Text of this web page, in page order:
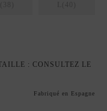
: CONSULTEZ LE
Fabriqué en Espagne